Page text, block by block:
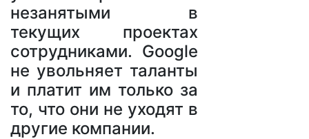
незанятыми в
текущих проектах
сотрудниками. Google
не увольняет таланты
и платит им только за
то, что они не уходят в
другие компании.